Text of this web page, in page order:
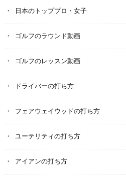
日本のトッププロ・女子
ゴルフのラウンド動画
ゴルフのレッスン動画
ドライバーの打ち方
フェアウェイウッドの打ち方
ユーテリティの打ち方
アイアンの打ち方